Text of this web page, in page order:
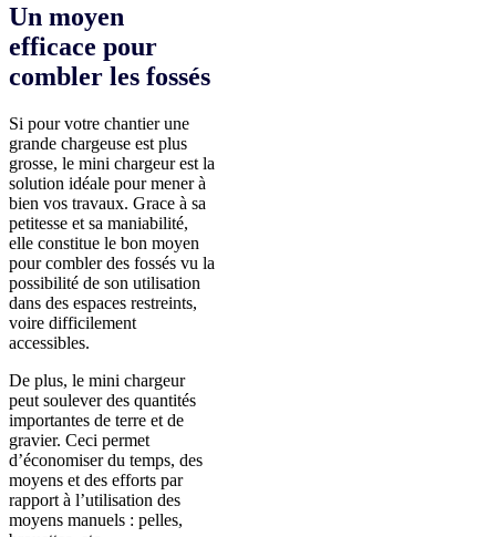
Un moyen
efficace pour
combler les fossés
Si pour votre chantier une
grande chargeuse est plus
grosse, le mini chargeur est la
solution idéale pour mener à
bien vos travaux. Grace à sa
petitesse et sa maniabilité,
elle constitue le bon moyen
pour combler des fossés vu la
possibilité de son utilisation
dans des espaces restreints,
voire difficilement
accessibles.
De plus, le mini chargeur
peut soulever des quantités
importantes de terre et de
gravier. Ceci permet
d’économiser du temps, des
moyens et des efforts par
rapport à l’utilisation des
moyens manuels : pelles,